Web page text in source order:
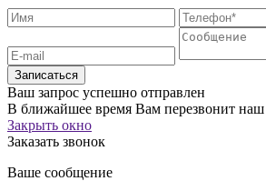
Записаться
Ваш запрос успешно отправлен
В ближайшее время Вам перезвонит
Закрыть окно
Заказать звонок
Ваше сообщение